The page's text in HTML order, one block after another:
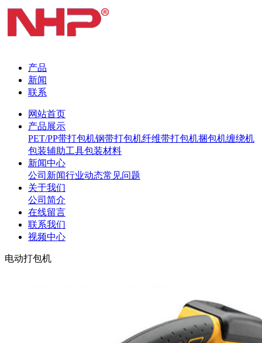
产品
新闻
联系
网站首页
产品展示
PET/PP带打包机钢带打包机纤维带打包机捆包机缠绕机
包装辅助工具包装材料
新闻中心
公司新闻行业动态常见问题
关于我们
公司简介
在线留言
联系我们
视频中心
电动打包机